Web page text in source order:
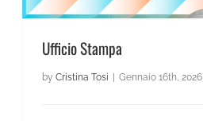
Ufficio Stampa
byCristina Tosi | Gennaio 16th, 2026